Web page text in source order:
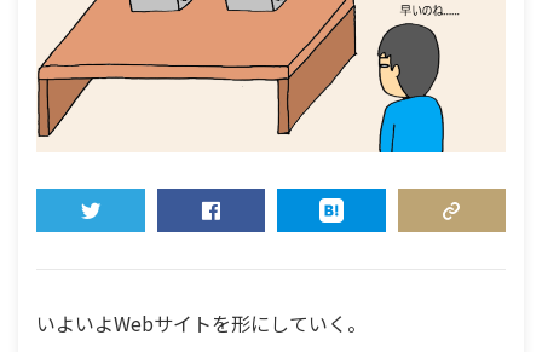
いよいよWebサイトを形にしていく。